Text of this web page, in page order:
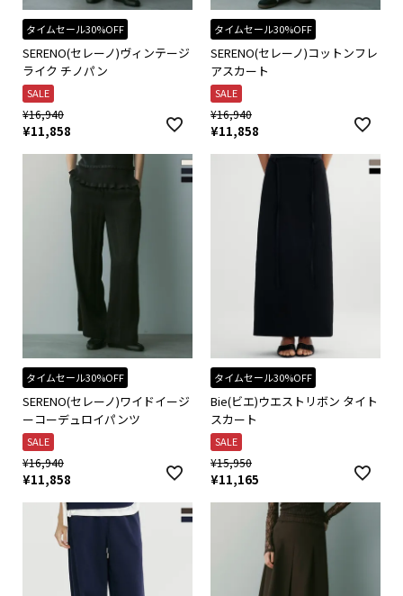
タイムセール30%OFF
SERENO(セレーノ)ヴィンテージ
ライク チノパン
SALE
¥16,940
¥11,858
タイムセール30%OFF
SERENO(セレーノ)コットンフレ
アスカート
SALE
¥16,940
¥11,858
タイムセール30%OFF
SERENO(セレーノ)ワイドイージ
ーコーデュロイパンツ
SALE
¥16,940
¥11,858
タイムセール30%OFF
Bie(ビエ)ウエストリボン タイト
スカート
SALE
¥15,950
¥11,165